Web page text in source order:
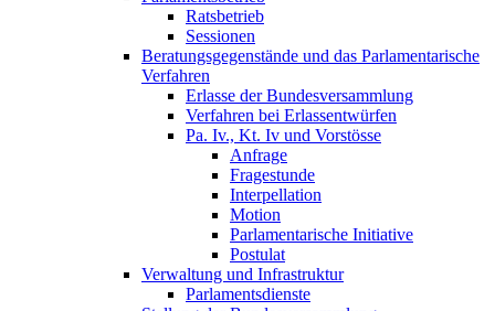
Ratsbetrieb
Sessionen
Beratungsgegenstände und das Parlamentarische
Verfahren
Erlasse der Bundesversammlung
Verfahren bei Erlassentwürfen
Pa. Iv., Kt. Iv und Vorstösse
Anfrage
Fragestunde
Interpellation
Motion
Parlamentarische Initiative
Postulat
Verwaltung und Infrastruktur
Parlamentsdienste